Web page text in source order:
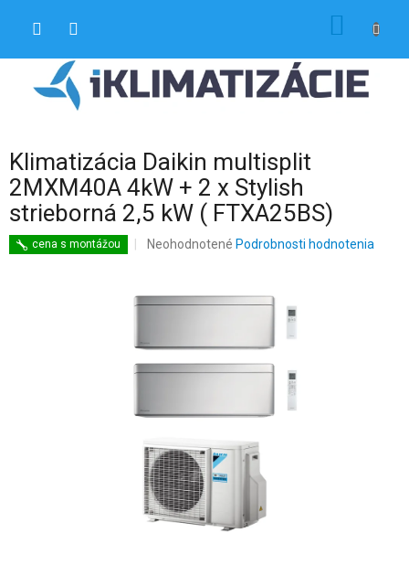
Klimatizácia Daikin multisplit
2MXM40A 4kW + 2 x Stylish
strieborná 2,5 kW ( FTXA25BS)
cena s montážou
Priemerné
je
5
hviezdičiek.
Neohodnotené Podrobnosti hodnotenia